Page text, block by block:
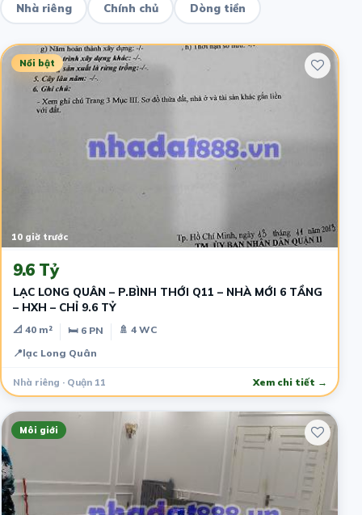
Nhà riêng Chính chủ Dòng tiền
Nổi bật
10 giờ trước
9.6 Tỷ
LẠC LONG QUÂN – P.BÌNH THỚI Q11 – NHÀ MỚI 6 TẦNG
– HXH – CHỈ 9.6 TỶ
📐 40 m² 🛏 6 PN
🚿 4 WC
📍lạc Long Quân
Nhà riêng · Quận 11 Xem chi tiết →
Môi giới